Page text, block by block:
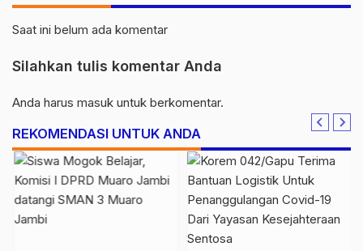
Saat ini belum ada komentar
Silahkan tulis komentar Anda
Anda harus masuk untuk berkomentar.
REKOMENDASI UNTUK ANDA